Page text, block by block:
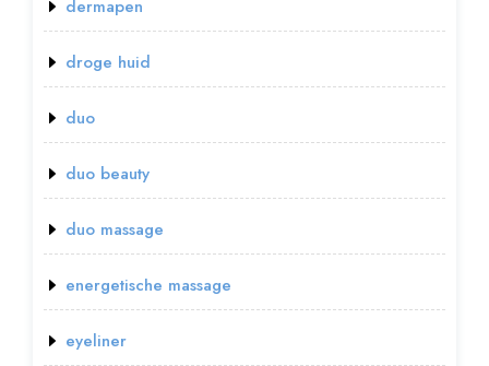
dermapen
droge huid
duo
duo beauty
duo massage
energetische massage
eyeliner